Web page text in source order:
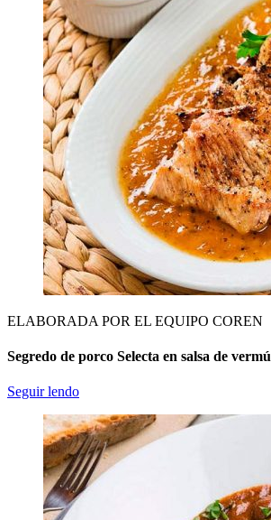
ELABORADA POR EL EQUIPO COREN
Segredo de porco Selecta en salsa de vermú
Seguir lendo